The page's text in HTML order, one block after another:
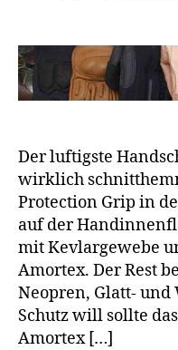
Der luftigste
wirklich
Protection Grip in
auf der
mit Kevlargewebe
Amortex. Der Rest
Neopren, Glatt-
Schutz will sollte
Amortex […]